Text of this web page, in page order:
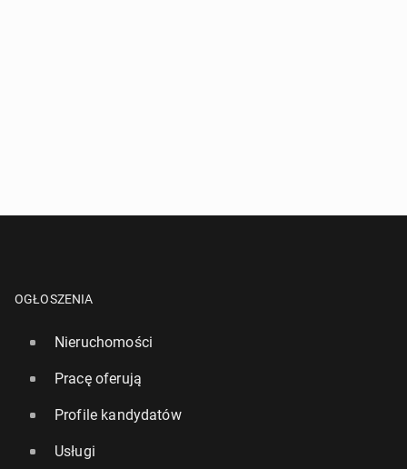
OGŁOSZENIA
Nieruchomości
Pracę oferują
Profile kandydatów
Usługi